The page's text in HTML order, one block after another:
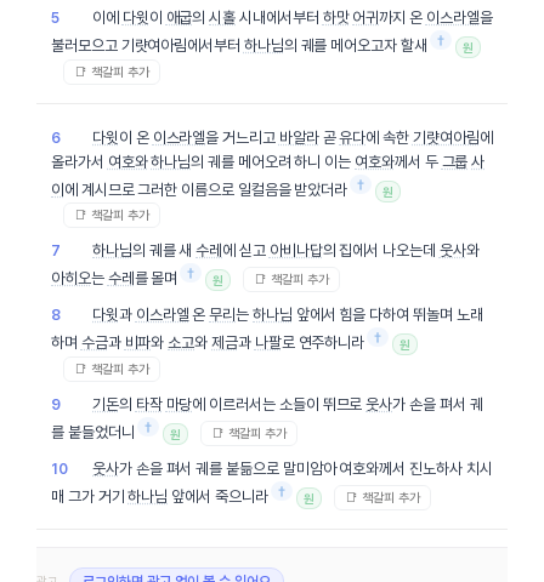
5 이에 다윗 이 애굽의시홀 시내에서부터 하맛 어귀까지 온 이스라엘을
불러모으고 기럇여아림에서부터 하나님의 궤를 메어오고자 할새 † 원
📑 책갈피 추가
6 다윗 이 온 이스라엘을 거느리고 바알라곧유다에 속한 기럇여아림에
올라가서 여호와하나님의 궤를 메어오려 하니 이는 여호와께서 두 그룹 사
이 에 계시므로 그러한 이름으로 일컬음을 받았더라 † 원
📑 책갈피 추가
7 하나님의 궤를 새수레 에 싣고 아비나답의 집에서 나오는데 웃사와
아히오는 수레 를 몰며 † 원 📑 책갈피 추가
8 다윗과 이스라엘 온무리는하나님 앞에서 힘을 다하여 뛰놀며 노래
하며 수금과 비파와소고와제금과 나팔로 연주하니라 † 원
📑 책갈피 추가
9 기돈의 타작 마당에 이르러서는 소들이 뛰므로웃사가 손을 펴서 궤
를 붙들었더니
† 원 📑 책갈피 추가
10 웃사가 손을 펴서 궤를 붙듦으로 말미암아 여호와께서 진노하사 치시
매 그가 거기하나님 앞에서 죽으니라 † 원 📑 책갈피 추가